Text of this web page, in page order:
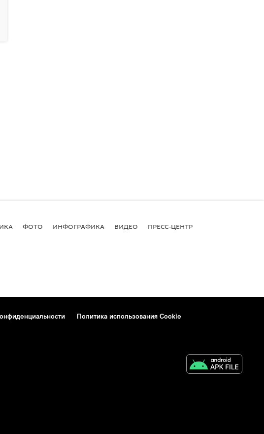
ФОТО ИНФОГРАФИКА ВИДЕО ПРЕСС-ЦЕНТР
Политика использования Cookie